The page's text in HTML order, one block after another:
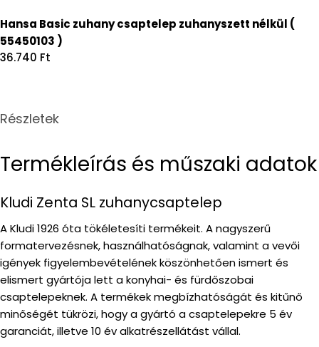
Hansa Basic zuhany csaptelep zuhanyszett nélkül (
55450103 )
Regular
36.740 Ft
Részletek
Termékleírás és műszaki adatok
Kludi Zenta SL zuhanycsaptelep
A Kludi 1926 óta tökéletesíti termékeit. A nagyszerű
formatervezésnek, használhatóságnak, valamint a vevői
igények figyelembevételének köszönhetően ismert és
elismert gyártója lett a konyhai- és fürdőszobai
csaptelepeknek. A termékek megbízhatóságát és kitűnő
minőségét tükrözi, hogy a gyártó a csaptelepekre 5 év
garanciát, illetve 10 év alkatrészellátást vállal.